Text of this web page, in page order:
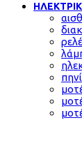
ρελέ